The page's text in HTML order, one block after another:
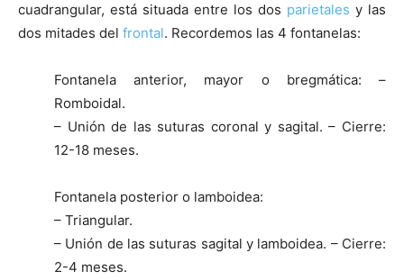
cuadrangular, está situada entre los dos parietales y las
dos mitades del frontal. Recordemos las 4 fontanelas:
Fontanela anterior, mayor o bregmática: –
Romboidal.
– Unión de las suturas coronal y sagital. – Cierre:
12-18 meses.
Fontanela posterior o lamboidea:
– Triangular.
– Unión de las suturas sagital y lamboidea. – Cierre:
2-4 meses.